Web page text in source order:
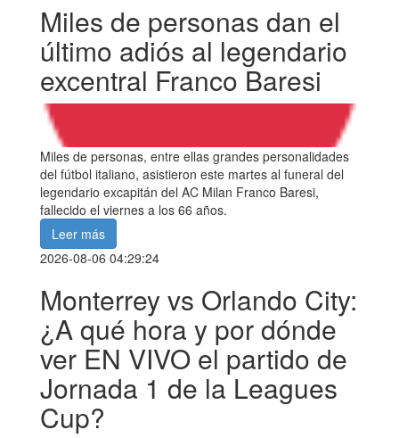
Miles de personas dan el
último adiós al legendario
excentral Franco Baresi
Miles de personas, entre ellas grandes personalidades
del fútbol italiano, asistieron este martes al funeral del
legendario excapitán del AC Milan Franco Baresi,
fallecido el viernes a los 66 años.
Leer más
2026-08-06 04:29:24
Monterrey vs Orlando City:
¿A qué hora y por dónde
ver EN VIVO el partido de
Jornada 1 de la Leagues
Cup?